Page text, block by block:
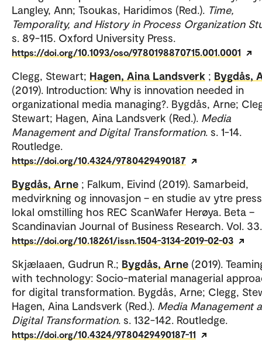
Langley, Ann; Tsoukas, Haridimos (Red.). Time,
Temporality, and History in Process Organization
s. 89-115. Oxford University Press.
https://doi.org/10.1093/oso/9780198870715.001.0001
Clegg, Stewart; Hagen, Aina Landsverk ; Bygdås,
(2019). Introduction: Why is innovation needed in
organizational media managing?. Bygdås, Arne;
Stewart; Hagen, Aina Landsverk (Red.). Media
Management and Digital Transformation. s. 1-14.
Routledge.
https://doi.org/10.4324/9780429490187
Bygdås, Arne ; Falkum, Eivind (2019). Samarbeid,
medvirkning og innovasjon – en studie av ytre
lokal omstilling hos REC ScanWafer Herøya. Beta –
Scandinavian Journal of Business Research. Vol. 33.
https://doi.org/10.18261/issn.1504-3134-2019-02-03
Skjælaaen, Gudrun R.; Bygdås, Arne (2019).
with technology: Socio-material managerial
for digital transformation. Bygdås, Arne; Clegg,
Hagen, Aina Landsverk (Red.). Media Management
Digital Transformation. s. 132-142. Routledge.
https://doi.org/10.4324/9780429490187-11